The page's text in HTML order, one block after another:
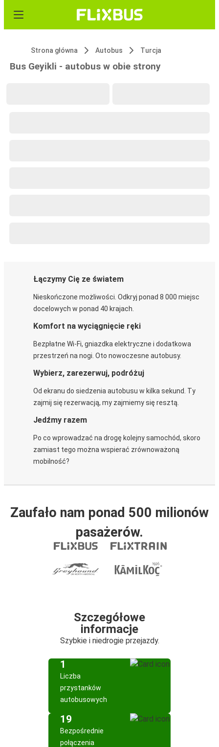
Strona główna Autobus Turcja
Bus Geyikli - autobus w obie strony
Łączymy Cię ze światem
Nieskończone możliwości. Odkryj ponad 8 000 miejsc
docelowych w ponad 40 krajach.
Komfort na wyciągnięcie ręki
Bezpłatne Wi-Fi, gniazdka elektryczne i dodatkowa
przestrzeń na nogi. Oto nowoczesne autobusy.
Wybierz, zarezerwuj, podróżuj
Od ekranu do siedzenia autobusu w kilka sekund. Ty
zajmij się rezerwacją, my zajmiemy się resztą.
Jedźmy razem
Po co wprowadzać na drogę kolejny samochód, skoro
zamiast tego można wspierać zrównoważoną
mobilność?
Zaufało nam ponad 500 milionów
pasażerów.
Szczegółowe
informacje
Szybkie i niedrogie przejazdy.
1
Liczba
przystanków
autobusowych
19
Bezpośrednie
połączenia